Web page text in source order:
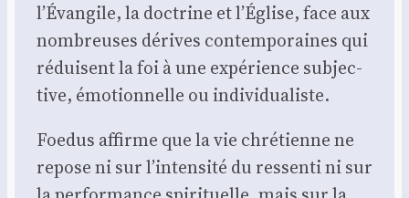
l’Évangile, la doc­trine et l’Église, face aux
nom­breuses dérives contem­po­raines qui
réduisent la foi à une expé­rience sub­jec­
tive, émo­tion­nelle ou indi­vi­dua­liste.
Foe­dus affirme que la vie chré­tienne ne
repose ni sur l’intensité du res­sen­ti ni sur